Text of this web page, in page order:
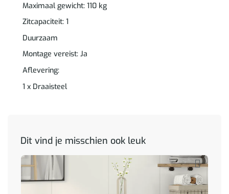
Maximaal gewicht: 110 kg
Zitcapaciteit: 1
Duurzaam
Montage vereist: Ja
Aflevering:
1 x Draaisteel
Dit vind je misschien ook leuk